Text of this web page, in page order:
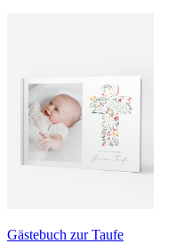
Gästebuch zur Taufe